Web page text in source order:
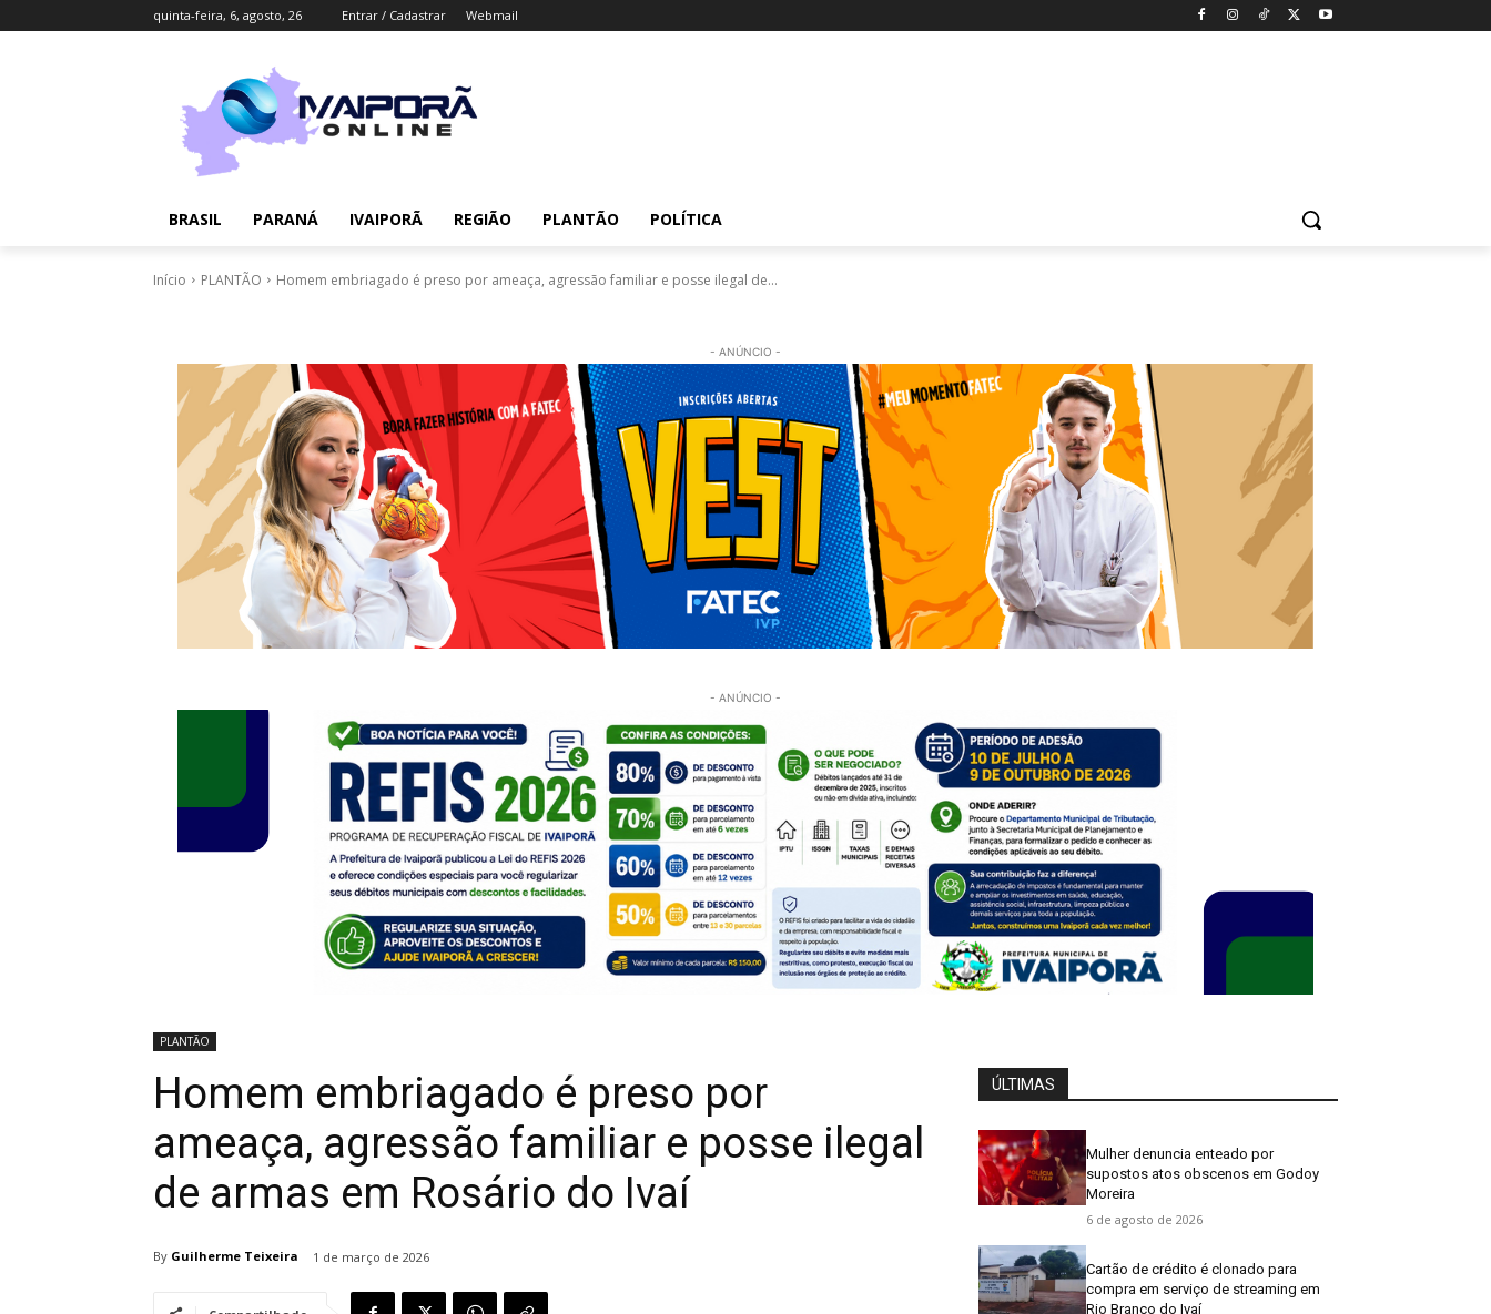
quinta-feira, 6, agosto, 26 Entrar / Cadastrar Webmail
BRASIL PARANÁ IVAIPORÃ REGIÃO PLANTÃO POLÍTICA
Início PLANTÃO Homem embriagado é preso por ameaça, agressão familiar e posse ilegal de...
- ANÚNCIO -
- ANÚNCIO -
PLANTÃO
Homem embriagado é preso por
ameaça, agressão familiar e posse ilegal
de armas em Rosário do Ivaí
By Guilherme Teixeira 1 de março de 2026
ÚLTIMAS
Mulher denuncia enteado por
supostos atos obscenos em Godoy
Moreira
6 de agosto de 2026
Cartão de crédito é clonado para
compra em serviço de streaming em
Rio Branco do Ivaí